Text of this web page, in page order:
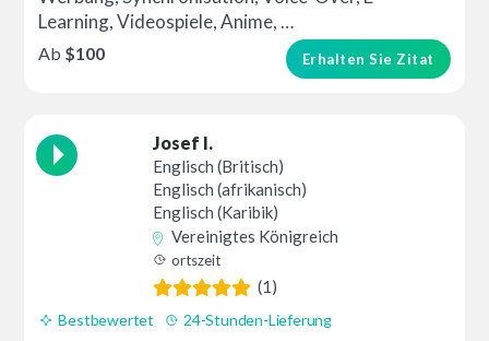
Learning, Videospiele, Anime, …
Erhalten Sie Zitat
Ab $100
Josef I.
Englisch (Britisch)
Englisch (afrikanisch)
Englisch (Karibik)
Vereinigtes Königreich
ortszeit
(1)
Bestbewertet 24-Stunden-Lieferung